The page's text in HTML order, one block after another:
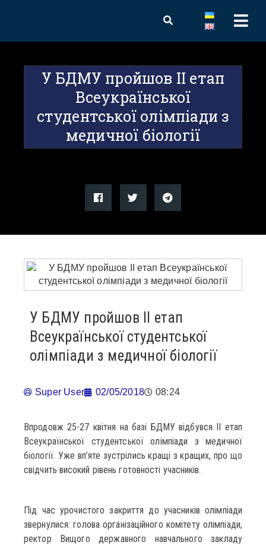
У БДМУ пройшов ІІ етап
Всеукраїнської
студентської олімпіади з
медичної біології
У БДМУ пройшов ІІ етап
Всеукраїнської студентської
олімпіади з медичної біології
Super User 02/05/2018 08:24
Впродовж 25-27 квітня на базі БДМУ відбувся ІІ етап
Всеукраїнської студентської олімпіади з медичної
біології. Уже вп’яте зустрілись кращі з кращих, про що
свідчить високий рівень готовності учасників.
Під час урочистого закриття до учасників олімпіади
звернулися: голова організаційного комітету олімпіади,
ректор Вищого державного навчального закладу